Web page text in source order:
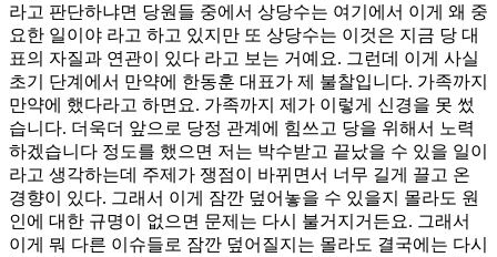
라고 판단하냐면 당원들 중에서 상당수는 여기에서 이게 왜 중
요한 일이야 라고 하고 있지만 또 상당수는 이것은 지금 당 대
표의 자질과 연관이 있다 라고 보는 거예요. 그런데 이게 사실
초기 단계에서 만약에 한동훈 대표가 제 불찰입니다. 가족까지
만약에 했다라고 하면요. 가족까지 제가 이렇게 신경을 못 썼
습니다. 더욱더 앞으로 당정 관계에 힘쓰고 당을 위해서 노력
하겠습니다 정도를 했으면 저는 박수받고 끝났을 수 있을 일이
라고 생각하는데 주제가 쟁점이 바뀌면서 너무 길게 끌고 온
경향이 있다. 그래서 이게 잠깐 덮어놓을 수 있을지 몰라도 원
인에 대한 규명이 없으면 문제는 다시 불거지거든요. 그래서
이게 뭐 다른 이슈들로 잠깐 덮어질지는 몰라도 결국에는 다시